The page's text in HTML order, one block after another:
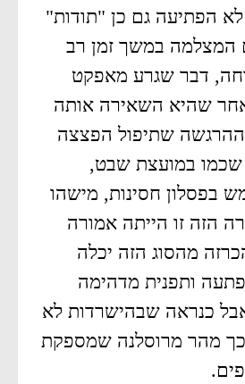
הפתיעה גם כן "תודות"
המצלמה במשך זמן רב
דבר שגרע מאפקט
שהיא השאירה אותה
שתיפול הפצצה
שכמו במועצת שבט,
בפסלון חסינות, מישהו
הזה זו הייתה אמורה
מהסוג הזה יכלה
ותפנית מדהימה
כנראה שבהישרדות לא
כך מהר מרוסלנה שמספקת